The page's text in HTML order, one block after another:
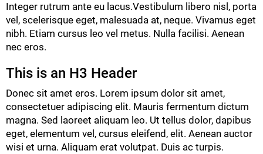
Integer rutrum ante eu lacus.Vestibulum libero nisl, porta
vel, scelerisque eget, malesuada at, neque. Vivamus eget
nibh. Etiam cursus leo vel metus. Nulla facilisi. Aenean
nec eros.
This is an H3 Header
Donec sit amet eros. Lorem ipsum dolor sit amet,
consectetuer adipiscing elit. Mauris fermentum dictum
magna. Sed laoreet aliquam leo. Ut tellus dolor, dapibus
eget, elementum vel, cursus eleifend, elit. Aenean auctor
wisi et urna. Aliquam erat volutpat. Duis ac turpis.